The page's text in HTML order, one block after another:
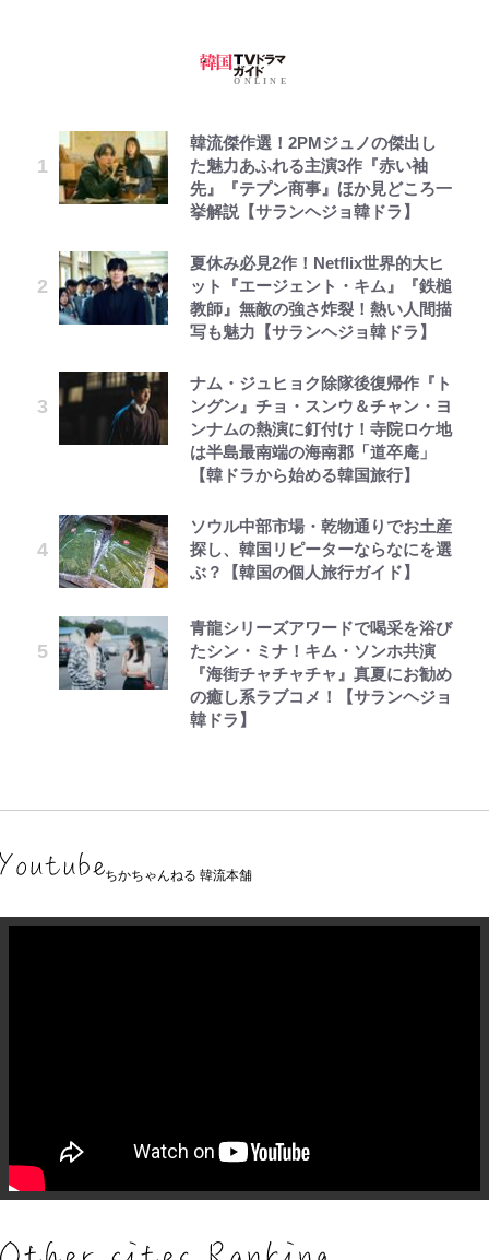
韓流傑作選！2PMジュノの傑出し
た魅力あふれる主演3作『赤い袖
先』『テプン商事』ほか見どころ一
挙解説【サランヘジョ韓ドラ】
夏休み必見2作！Netflix世界的大ヒ
ット『エージェント・キム』『鉄槌
教師』無敵の強さ炸裂！熱い人間描
写も魅力【サランヘジョ韓ドラ】
ナム・ジュヒョク除隊後復帰作『ト
ングン』チョ・スンウ＆チャン・ヨ
ンナムの熱演に釘付け！寺院ロケ地
は半島最南端の海南郡「道卒庵」
【韓ドラから始める韓国旅行】
ソウル中部市場・乾物通りでお土産
探し、韓国リピーターならなにを選
ぶ？【韓国の個人旅行ガイド】
青龍シリーズアワードで喝采を浴び
たシン・ミナ！キム・ソンホ共演
『海街チャチャチャ』真夏にお勧め
の癒し系ラブコメ！【サランヘジョ
韓ドラ】
ちかちゃんねる 韓流本舗